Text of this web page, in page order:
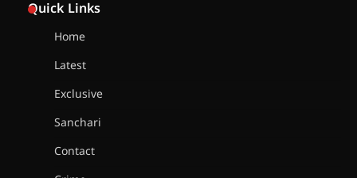
Quick Links
Home
Latest
Exclusive
Sanchari
Contact